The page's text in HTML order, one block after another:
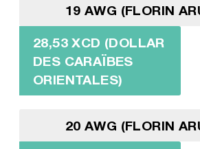
19 AWG (FLORIN
28,53 XCD (DOLLAR
DES CARAÏBES
ORIENTALES)
20 AWG (FLORIN